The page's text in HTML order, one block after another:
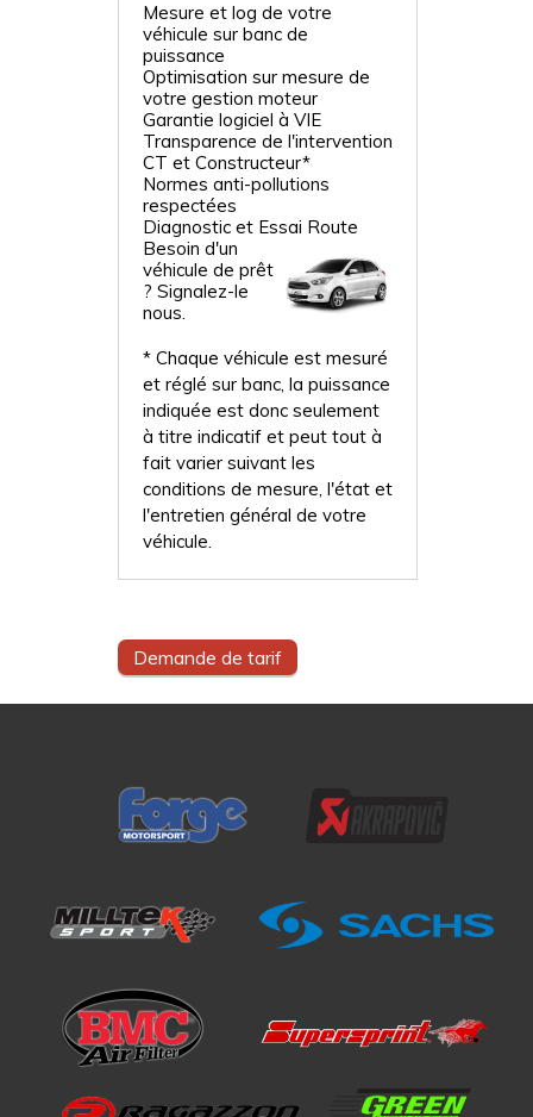
Mesure et log de votre
véhicule sur banc de
puissance
Optimisation sur mesure de
votre gestion moteur
Garantie logiciel à VIE
Transparence de l'intervention
CT et Constructeur*
Normes anti-pollutions
respectées
Diagnostic et Essai Route
Besoin d'un
véhicule de prêt
? Signalez-le
nous.
* Chaque véhicule est mesuré
et réglé sur banc, la puissance
indiquée est donc seulement
à titre indicatif et peut tout à
fait varier suivant les
conditions de mesure, l'état et
l'entretien général de votre
véhicule.
Demande de tarif